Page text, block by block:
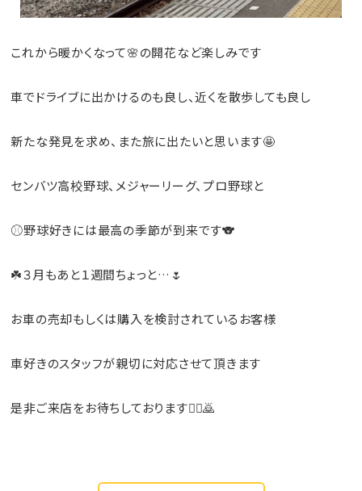
これから暖かくなって🌸の開花など楽しみです
車でドライブに出かけるのも良し、近くを散歩しても良し
新たな発見を求め、また旅に出たいと思います🤩
センバツ高校野球、メジャーリーグ、プロ野球と
⚾野球好きには最高の季節が到来です🐨
☘️３月もあと１週間ちょっと…🌷
お車の売却もしくは購入を検討されているお客様
車好きのスタッフが親切に対応させて頂きます
是非ご来店をお待ちしております🙇‍♂️🙇